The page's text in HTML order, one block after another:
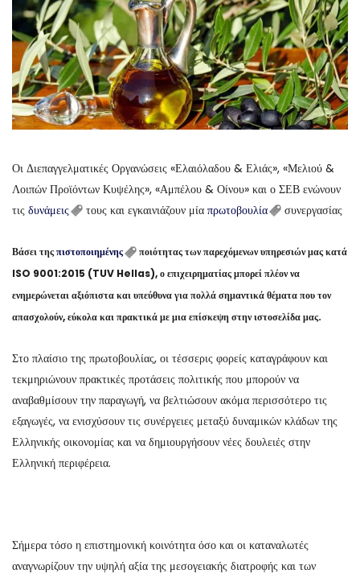
Οι Διεπαγγελματικές Οργανώσεις «Ελαιόλαδου & Ελιάς», «Μελιού &
Λοιπών Προϊόντων Κυψέλης», «Αμπέλου & Οίνου» και ο ΣΕΒ ενώνουν
τις δυνάμεις τους και εγκαινιάζουν μία πρωτοβουλία συνεργασίας
Βάσει τηςπιστοποιημένης
ποιότητας των παρεχόμενων υπηρεσιών μας κατά
ISO 9001:2015 (TUV Hellas), ο επιχειρηματίας μπορεί πλέον να
ενημερώνεται αξιόπιστα και υπεύθυνα για πολλά σημαντικά θέματα που τον
απασχολούν, εύκολα και πρακτικά με μια επίσκεψη στην ιστοσελίδα μας.
Στο πλαίσιο της πρωτοβουλίας, οι τέσσερις φορείς καταγράφουν και
τεκμηριώνουν πρακτικές προτάσεις πολιτικής που μπορούν να
αναβαθμίσουν την παραγωγή, να βελτιώσουν ακόμα περισσότερο τις
εξαγωγές, να ενισχύσουν τις συνέργειες μεταξύ δυναμικών κλάδων της
Ελληνικής οικονομίας και να δημιουργήσουν νέες δουλειές στην
Ελληνική περιφέρεια.
Σήμερα τόσο η επιστημονική κοινότητα όσο και οι καταναλωτές
αναγνωρίζουν την υψηλή αξία της μεσογειακής διατροφής και των